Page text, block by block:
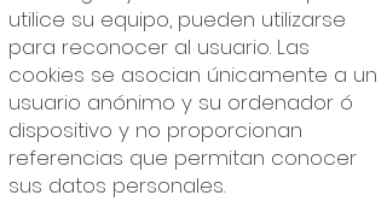
utilice su equipo, pueden utilizarse
para reconocer al usuario. Las
cookies se asocian únicamente a un
usuario anónimo y su ordenador ó
dispositivo y no proporcionan
referencias que permitan conocer
sus datos personales.